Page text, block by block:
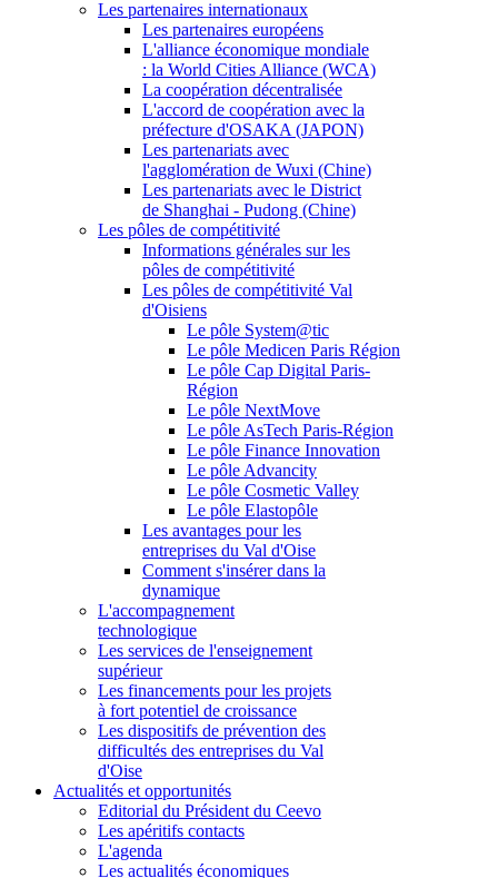
Les partenaires internationaux
Les partenaires européens
L'alliance économique mondiale
: la World Cities Alliance (WCA)
La coopération décentralisée
L'accord de coopération avec la
préfecture d'OSAKA (JAPON)
Les partenariats avec
l'agglomération de Wuxi (Chine)
Les partenariats avec le District
de Shanghai - Pudong (Chine)
Les pôles de compétitivité
Informations générales sur les
pôles de compétitivité
Les pôles de compétitivité Val
d'Oisiens
Le pôle System@tic
Le pôle Medicen Paris Région
Le pôle Cap Digital Paris-
Région
Le pôle NextMove
Le pôle AsTech Paris-Région
Le pôle Finance Innovation
Le pôle Advancity
Le pôle Cosmetic Valley
Le pôle Elastopôle
Les avantages pour les
entreprises du Val d'Oise
Comment s'insérer dans la
dynamique
L'accompagnement
technologique
Les services de l'enseignement
supérieur
Les financements pour les projets
à fort potentiel de croissance
Les dispositifs de prévention des
difficultés des entreprises du Val
d'Oise
Actualités et opportunités
Editorial du Président du Ceevo
Les apéritifs contacts
L'agenda
Les actualités économiques